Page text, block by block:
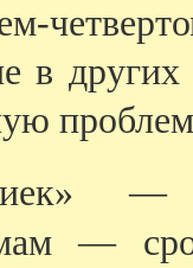
в
—
—